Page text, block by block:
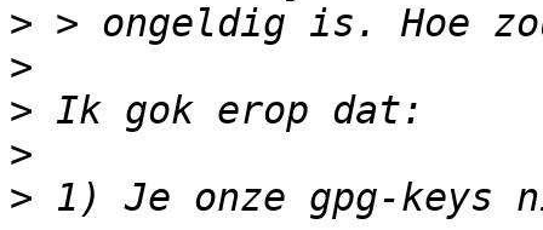
>
>
>
>
>